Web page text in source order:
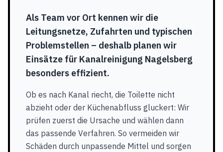
Als Team vor Ort kennen wir die
Leitungsnetze, Zufahrten und typischen
Problemstellen – deshalb planen wir
Einsätze für Kanalreinigung Nagelsberg
besonders effizient.
Ob es nach Kanal riecht, die Toilette nicht
abzieht oder der Küchenabfluss gluckert: Wir
prüfen zuerst die Ursache und wählen dann
das passende Verfahren. So vermeiden wir
Schäden durch unpassende Mittel und sorgen